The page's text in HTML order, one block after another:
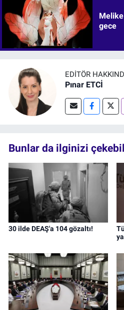
gece
EDITÖR
Pınar ETCİ
Bunlar da ilginizi
30 ilde DEAŞ'a 104 gözaltı!